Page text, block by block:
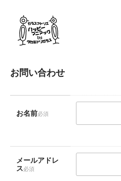
お問い合わせ
お名前必須
メールアドレ
ス必須